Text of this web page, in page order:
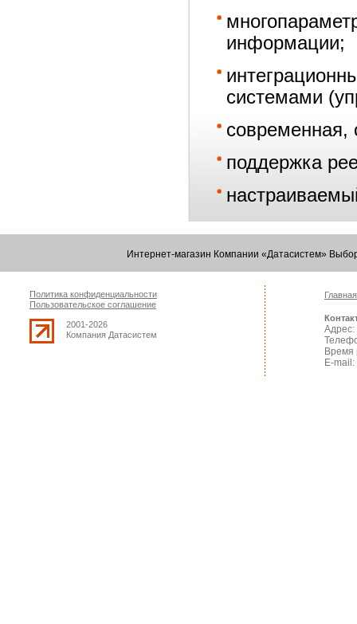
информации;
системами
современная,
поддержка
Интернет-магазин Компании «Датасистем»
Политика конфиденциальности
Пользовательское соглашение
2001-2026
Компания Датасистем
Главная
Адрес:
Время
E-